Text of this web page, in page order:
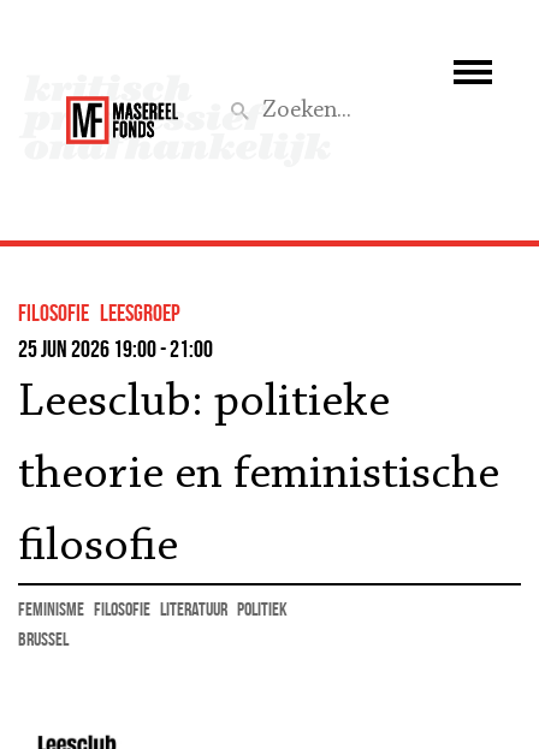
Wat we doen
Steun ons
Aktief
filosofie leesgroep
25 jun 2026 19:00 - 21:00
Leesclub: politieke
theorie en feministische
filosofie
feminisme filosofie literatuur politiek
Brussel